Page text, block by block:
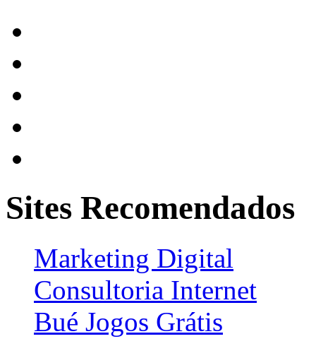
Sites Recomendados
Marketing Digital
Consultoria Internet
Bué Jogos Grátis